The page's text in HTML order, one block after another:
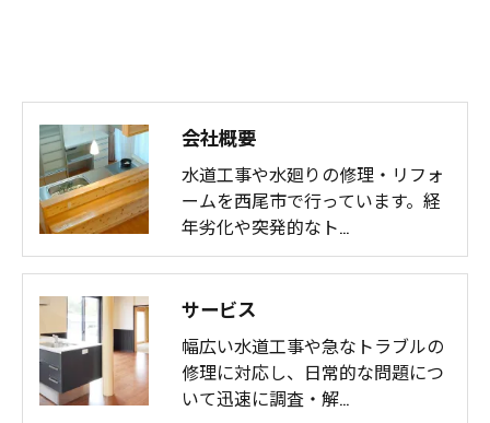
会社概要
水道工事や水廻りの修理・リフォ
ームを西尾市で行っています。経
年劣化や突発的なト…
サービス
幅広い水道工事や急なトラブルの
修理に対応し、日常的な問題につ
いて迅速に調査・解…